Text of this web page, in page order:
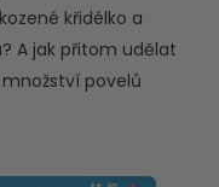
křidélko a
A jak přitom udělat
povelů